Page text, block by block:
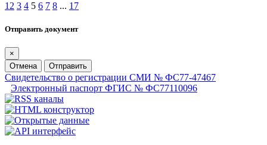
1 2 3 4 5 6 7 8 ... 17
Отправить документ
×
Отмена
Отправить
Свидетельство о регистрации СМИ № ФС77-47467
Электронный паспорт ФГИС № ФС77110096